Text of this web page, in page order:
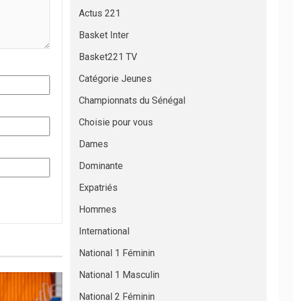
Actus 221
Basket Inter
Basket221 TV
Catégorie Jeunes
Championnats du Sénégal
Choisie pour vous
Dames
Dominante
Expatriés
Hommes
International
National 1 Féminin
National 1 Masculin
National 2 Féminin